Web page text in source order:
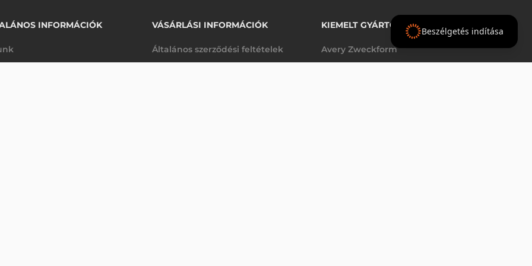
INFORMÁCIÓK VÁSÁRLÁSI INFORMÁCIÓK
Általános szerződési feltételek
KIEMELT GYÁRTÓINK
Avery Zweckform
Beszélgetés indítása